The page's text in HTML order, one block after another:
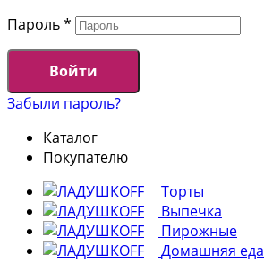
Пароль*
Войти
Забыли пароль?
Каталог
Покупателю
Торты
Выпечка
Пирожные
Домашняя еда